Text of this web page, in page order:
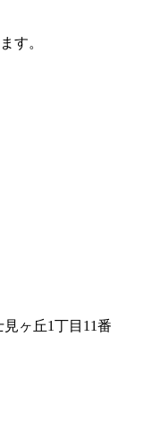
す。
ヶ丘1丁目11番